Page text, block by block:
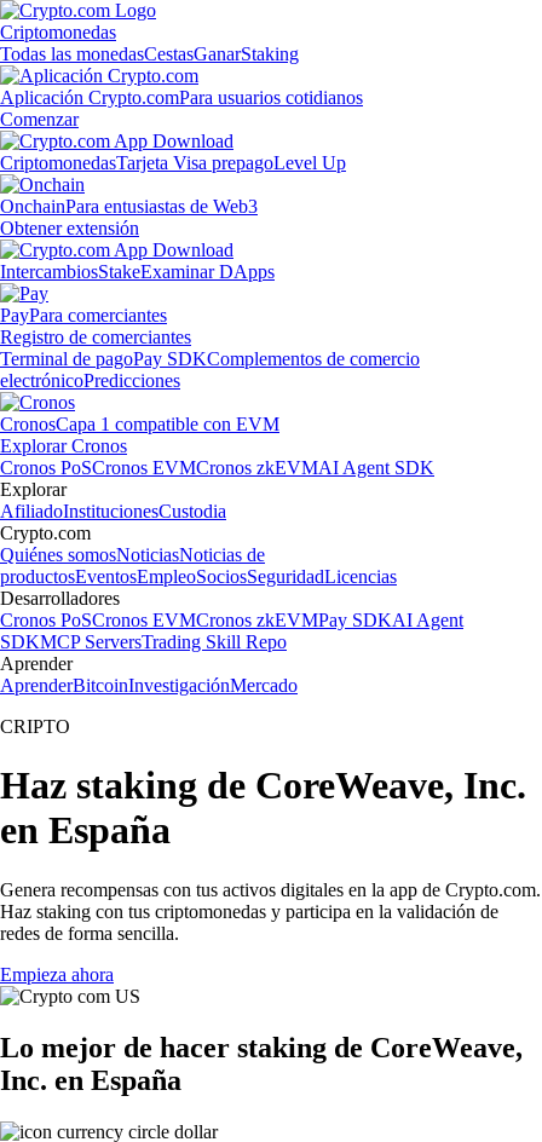
Criptomonedas
Todas las monedasCestasGanarStaking
Aplicación Crypto.comPara usuarios cotidianos
Comenzar
CriptomonedasTarjeta Visa prepagoLevel Up
OnchainPara entusiastas de Web3
Obtener extensión
IntercambiosStakeExaminar DApps
PayPara comerciantes
Registro de comerciantes
Terminal de pagoPay SDKComplementos de comercio
electrónicoPredicciones
CronosCapa 1 compatible con EVM
Explorar Cronos
Cronos PoSCronos EVMCronos zkEVMAI Agent SDK
Explorar
AfiliadoInstitucionesCustodia
Crypto.com
Quiénes somosNoticiasNoticias de
productosEventosEmpleoSociosSeguridadLicencias
Desarrolladores
Cronos PoSCronos EVMCronos zkEVMPay SDKAI Agent
SDKMCP ServersTrading Skill Repo
Aprender
AprenderBitcoinInvestigaciónMercado
CRIPTO
Haz staking de CoreWeave, Inc.
en España
Genera recompensas con tus activos digitales en la app de Crypto.com.
Haz staking con tus criptomonedas y participa en la validación de
redes de forma sencilla.
Empieza ahora
Lo mejor de hacer staking de CoreWeave,
Inc. en España